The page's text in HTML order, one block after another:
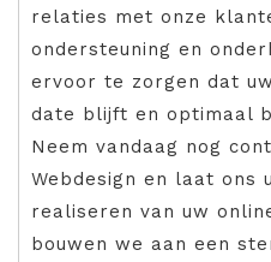
relaties met onze
ondersteuning en
ervoor te zorgen dat
date blijft en optimaal
Neem vandaag nog
Webdesign en laat ons
realiseren van uw
bouwen we aan een